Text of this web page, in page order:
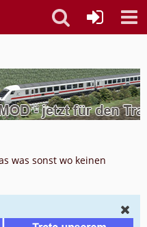
was sonst wo keinen